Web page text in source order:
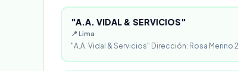
"A.A. VIDAL & SERVICIOS"
📍 Lima
"A.A. Vidal & Servicios" Dirección: Rosa Merino